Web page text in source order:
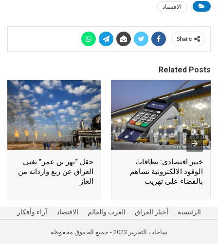
الاقتصاد
Share
Related Posts
خبير اقتصادي: بطاقات
الوقود الالكترونية تساهم
بالقضاء على تهريب
حقل “نهر بن عمر” يغني
العراق عن ربع وارداته من
الغاز
الرئيسية أخبار العراق العرب والعالم الاقتصاد آراء وأفكار
ساحات التحرير 2023 - جميع الحقوق محفوظة